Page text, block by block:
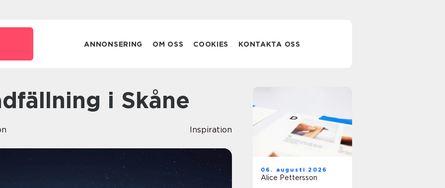
ANNONSERING OM OSS COOKIES KONTAKTA OSS
i Skåne
Inspiration
06. augusti 2026
Alice Pettersson